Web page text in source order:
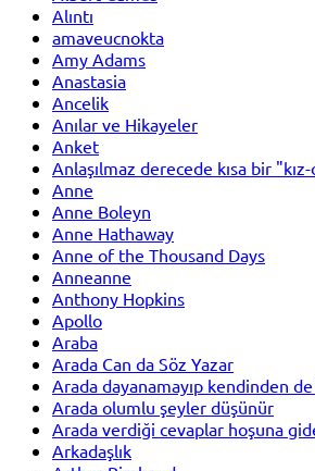
Alıntı
amaveucnokta
Amy Adams
Anastasia
Ancelik
Anılar ve Hikayeler
Anket
Anlaşılmaz derecede kısa bir
Anne
Anne Boleyn
Anne Hathaway
Anne of the Thousand Days
Anneanne
Anthony Hopkins
Apollo
Araba
Arada Can da Söz Yazar
Arada dayanamayıp kendinden
Arada olumlu şeyler düşünür
Arada verdiği cevaplar hoşuna
Arkadaşlık